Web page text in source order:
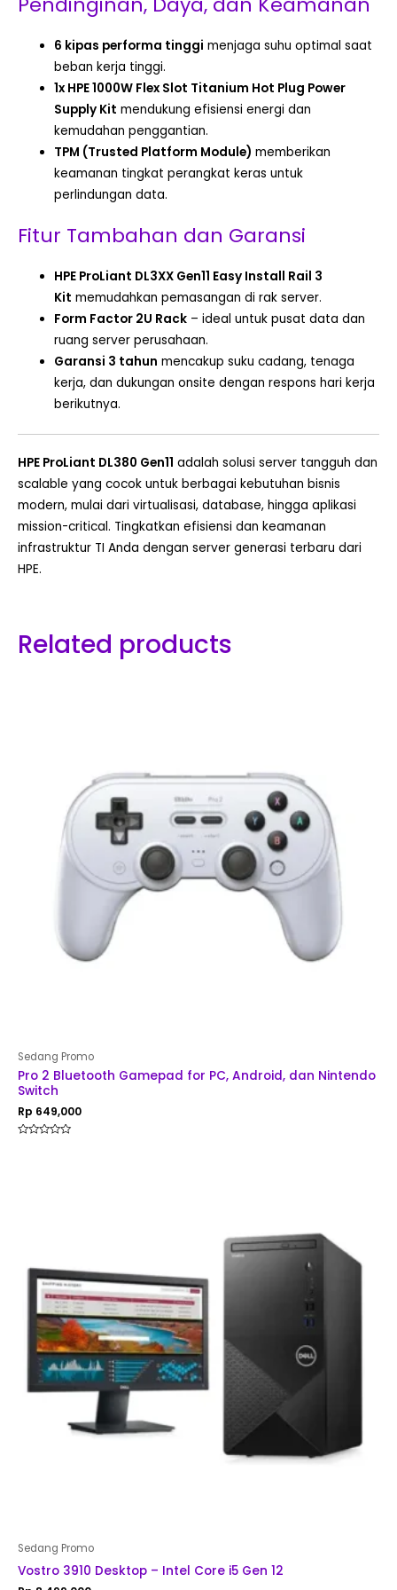
6 kipas performa tinggi menjaga suhu optimal saat
beban kerja tinggi.
1x HPE 1000W Flex Slot Titanium Hot Plug Power
Supply Kit mendukung efisiensi energi dan
kemudahan penggantian.
TPM (Trusted Platform Module) memberikan
keamanan tingkat perangkat keras untuk
perlindungan data.
Fitur Tambahan dan Garansi
HPE ProLiant DL3XX Gen11 Easy Install Rail 3
Kit memudahkan pemasangan di rak server.
Form Factor 2U Rack – ideal untuk pusat data dan
ruang server perusahaan.
Garansi 3 tahun mencakup suku cadang, tenaga
kerja, dan dukungan onsite dengan respons hari kerja
berikutnya.
HPE ProLiant DL380 Gen11 adalah solusi server tangguh dan
scalable yang cocok untuk berbagai kebutuhan bisnis
modern, mulai dari virtualisasi, database, hingga aplikasi
mission-critical. Tingkatkan efisiensi dan keamanan
infrastruktur TI Anda dengan server generasi terbaru dari
HPE.
Related products
Sedang Promo
Pro 2 Bluetooth Gamepad for PC, Android, dan Nintendo
Switch
Rp 649,000
Sedang Promo
Vostro 3910 Desktop – Intel Core i5 Gen 12